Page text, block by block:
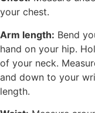
your chest.
Arm length: Bend
hand on your hip.
of your neck.
and down to your
length.